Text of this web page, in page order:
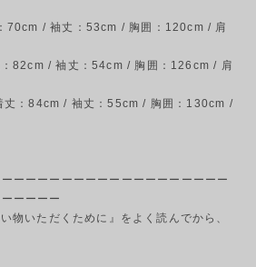
70cm / 袖丈：53cm / 胸囲：120cm / 肩
82cm / 袖丈：54cm / 胸囲：126cm / 肩
丈：84cm / 袖丈：55cm / 胸囲：130cm /
ーーーーーーーーーーーーーーーーーー
ーーーー
物いただくために』をよく読んでから、